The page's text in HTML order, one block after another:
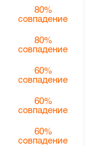
80%
совпадение
80%
совпадение
60%
совпадение
60%
совпадение
60%
совпадение